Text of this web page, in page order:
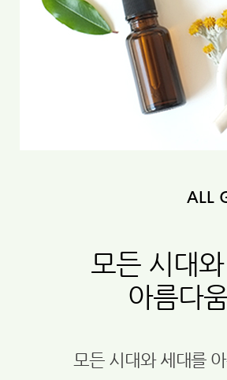
ALL
모든 시대
아름다
모든 시대와 세대를